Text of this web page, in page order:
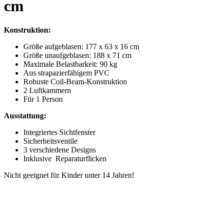
cm
Konstruktion:
Größe aufgeblasen: 177 x 63 x 16 cm
Größe unaufgeblasen: 188 x 71 cm
Maximale Belastbarkeit: 90 kg
Aus strapazierfähigem PVC
Robuste Coil-Beam-Konstruktion
2 Luftkammern
Für 1 Person
Ausstattung:
Integriertes Sichtfenster
Sicherheitsventile
3 verschiedene Designs
Inklusive Reparaturflicken
Nicht geeignet für Kinder unter 14 Jahren!